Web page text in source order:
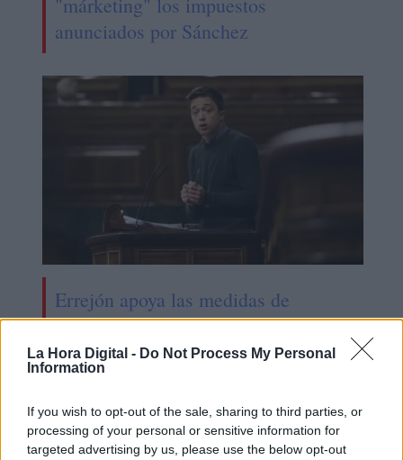
La Hora Digital - Do Not Process My Personal
Information
If you wish to opt-out of the sale, sharing to third parties, or
processing of your personal or sensitive information for
targeted advertising by us, please use the below opt-out
anunciados por Sánchez
Errejón apoya las medidas de
Sánchez y le pide "llegar hasta el
final"